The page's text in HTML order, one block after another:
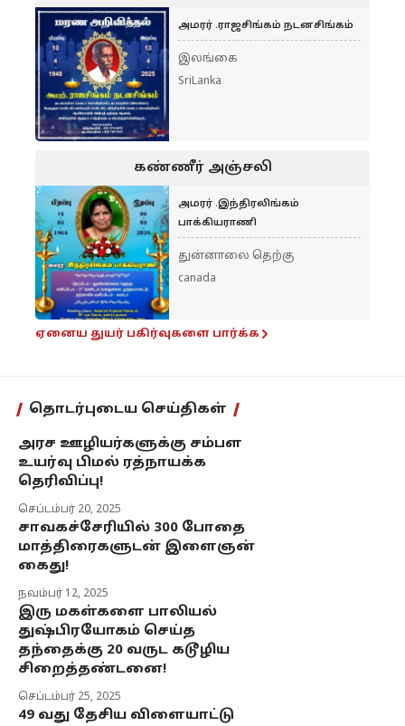
அமரர் .ராஜசிங்கம் நடனசிங்கம்
இலங்கை
SriLanka
கண்ணீர் அஞ்சலி
அமரர் .இந்திரலிங்கம்
பாக்கியராணி
துன்னாலை தெற்கு
canada
ஏனைய துயர் பகிர்வுகளை பார்க்க
தொடர்புடைய செய்திகள்
அரச ஊழியர்களுக்கு சம்பள
உயர்வு பிமல் ரத்நாயக்க
தெரிவிப்பு!
செப்டம்பர் 20, 2025
சாவகச்சேரியில் 300 போதை
மாத்திரைகளுடன் இளைஞன்
கைது!
நவம்பர் 12, 2025
இரு மகள்களை பாலியல்
துஷ்பிரயோகம் செய்த
தந்தைக்கு 20 வருட கடூழிய
சிறைத்தண்டனை!
செப்டம்பர் 25, 2025
49 வது தேசிய விளையாட்டு